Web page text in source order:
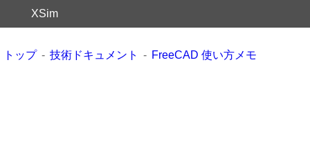
XSim
トップ 技術ドキュメント FreeCAD 使い方メモ